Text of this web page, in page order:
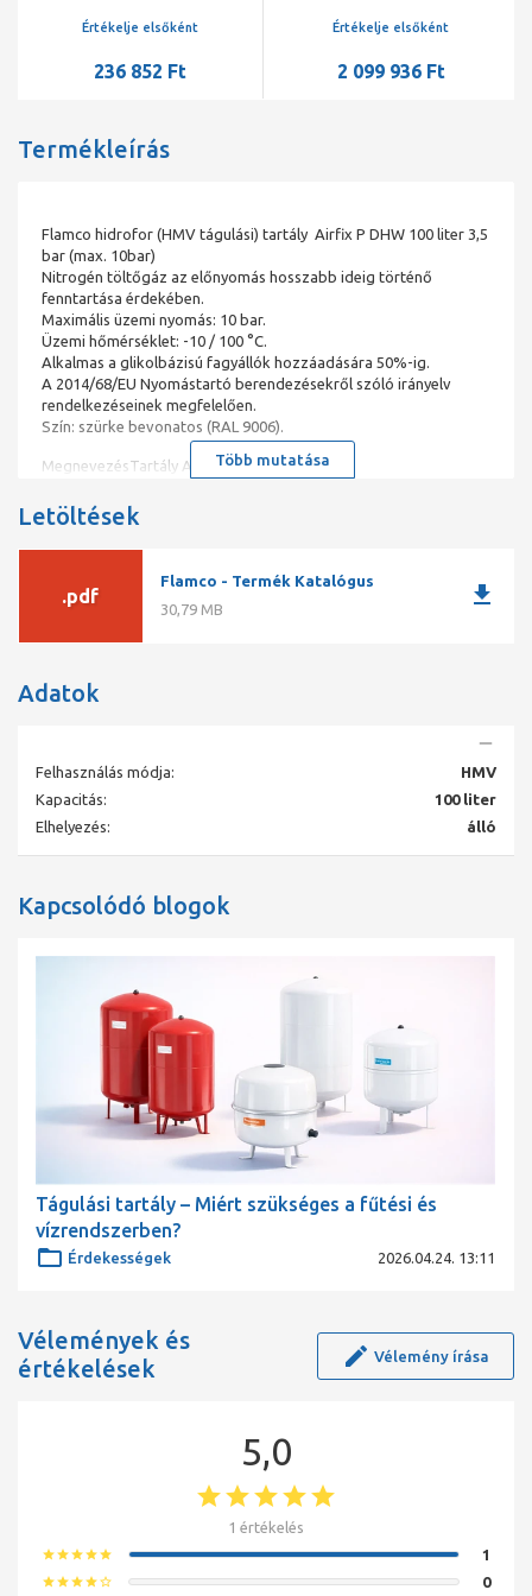
Értékelje elsőként
236 852 Ft
P0=4bar
Értékelje elsőként
2 099 936 Ft
Termékleírás
Flamco hidrofor (HMV tágulási) tartály Airfix P DHW 100 liter 3,5
bar (max. 10bar)
Nitrogén töltőgáz az előnyomás hosszabb ideig történő
fenntartása érdekében.
Maximális üzemi nyomás: 10 bar.
Üzemi hőmérséklet: -10 / 100 °C.
Alkalmas a glikolbázisú fagyállók hozzáadására 50%-ig.
A 2014/68/EU Nyomástartó berendezésekről szóló irányelv
rendelkezéseinek megfelelően.
Szín: szürke bevonatos (RAL 9006).
MegnevezésTartály Airfix P 100
GTIN08712874248625
TípusAirfix P 2 - 300
Térfogat [l]100
Előnyomás [bar]3,5
MéretekO [mm]460
Tömeg [kg]16,0
Több mutatása
Letöltések
.pdf
Flamco - Termék Katalógus
30,79 MB
download
Adatok
Felhasználás módja:
HMV
Kapacitás:
100 liter
Elhelyezés:
álló
Kapcsolódó blogok
Tágulási tartály – Miért szükséges a fűtési és
vízrendszerben?
Érdekességek 2026.04.24. 13:11
Vélemények és
értékelések
Vélemény írása
5,0
1 értékelés
starstarstarstarstar 1
starstarstarstarstar_border 0